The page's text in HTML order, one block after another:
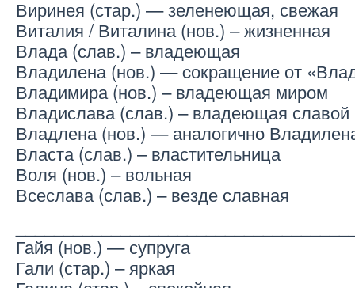
Виринея (стар.) — зеленеющая, свежая
Виталия / Виталина (нов.) – жизненная
Влада (слав.) – владеющая
Владилена (нов.) — cокращение от
Владимира (нов.) – владеющая миром
Владислава (слав.) – владеющая славой
Владлена (нов.) — аналогично
Власта (слав.) – властительница
Воля (нов.) – вольная
Всеслава (слав.) – везде славная
Гайя (нов.) — супруга
Гали (стар.) – яркая